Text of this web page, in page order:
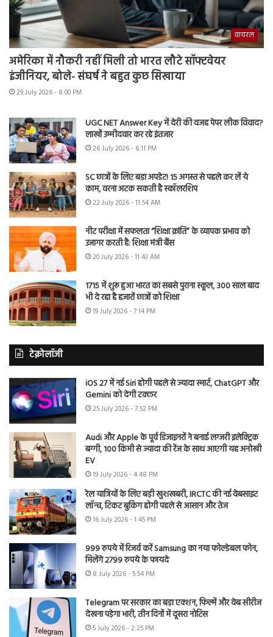
वायरल
अमेरिका में नौकरी नहीं मिली तो भारत लौटे सॉफ्टवेयर
इंजीनियर, बोले- संघर्ष ने बहुत कुछ सिखाया
29 July 2026 - 8:00 PM
UGC NET Answer Key में देरी की वजह पेपर लीक विवाद?
लाखों उम्मीदवार कर रहे इंतजार
26 July 2026 - 6:11 PM
SC छात्रों के लिए बड़ा अपडेट! 15 अगस्त से पहले कर लें ये
काम, वरना अटक सकती है स्कॉलरशिप
22 July 2026 - 11:54 AM
नीट परीक्षा में सफलता “शिक्षा क्रांति” के व्यापक प्रभाव को
उजागर करती है: शिक्षा मंत्री बैंस
20 July 2026 - 11:43 AM
1715 में शुरू हुआ भारत का सबसे पुराना स्कूल, 300 साल बाद
भी दे रहा है हजारों छात्रों को शिक्षा
19 July 2026 - 7:14 PM
टेक्नोलॉजी
iOS 27 में नई Siri होगी पहले से ज्यादा स्मार्ट, ChatGPT और
Gemini को देगी टक्कर
25 July 2026 - 7:52 PM
Audi और Apple के पूर्व डिजाइनरों ने बनाई लग्जरी इलेक्ट्रिक
बग्गी, 100 किमी से ज्यादा की रेंज के साथ आएगी यह अनोखी
EV
19 July 2026 - 4:48 PM
रेल यात्रियों के लिए बड़ी खुशखबरी, IRCTC की नई वेबसाइट
लॉन्च, टिकट बुकिंग होगी पहले से आसान और तेज
16 July 2026 - 1:45 PM
999 रुपये में रिजर्व करें Samsung का नया फोल्डेबल फोन,
मिलेंगे 2799 रुपये के फायदे
8 July 2026 - 5:54 PM
Telegram पर सरकार का बड़ा एक्शन, फिल्में और वेब सीरीज
देखना पड़ेगा भारी, तीन दिनों में दूसरा नोटिस
5 July 2026 - 2:25 PM